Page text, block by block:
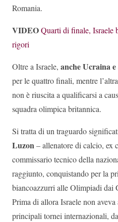
Romania.
VIDEOQuarti di finale, Israele
rigori
Oltre a Israele, anche Ucraina
per le quattro finali, mentre
non è riuscita a qualificarsi a
squadra olimpica britannica.
Si tratta di un traguardo
Luzon– allenatore di calcio, ex
commissario tecnico della
raggiunto, conquistando per la
biancoazzurri alle Olimpiadi dai
Prima di allora Israele non
principali tornei internazionali,